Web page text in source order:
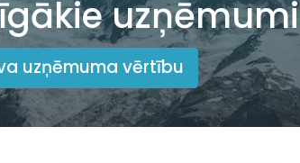
uzņēmumi
uzņēmuma vērtību